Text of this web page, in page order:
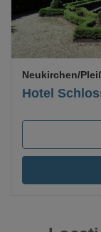
Hotel
Neukirchen/